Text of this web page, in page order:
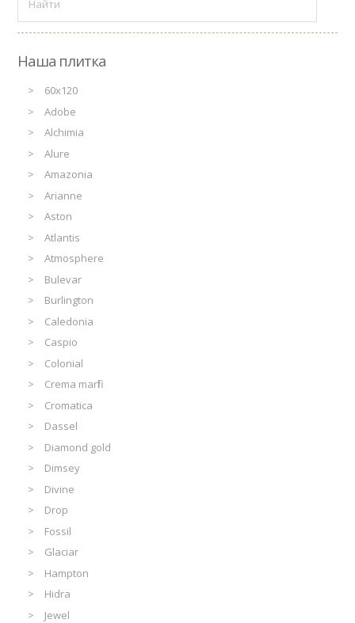
Наша плитка
60x120
Adobe
Alchimia
Alure
Amazonia
Arianne
Aston
Atlantis
Atmosphere
Bulevar
Burlington
Caledonia
Caspio
Colonial
Crema marfil
Cromatica
Dassel
Diamond gold
Dimsey
Divine
Drop
Fossil
Glaciar
Hampton
Hidra
Jewel